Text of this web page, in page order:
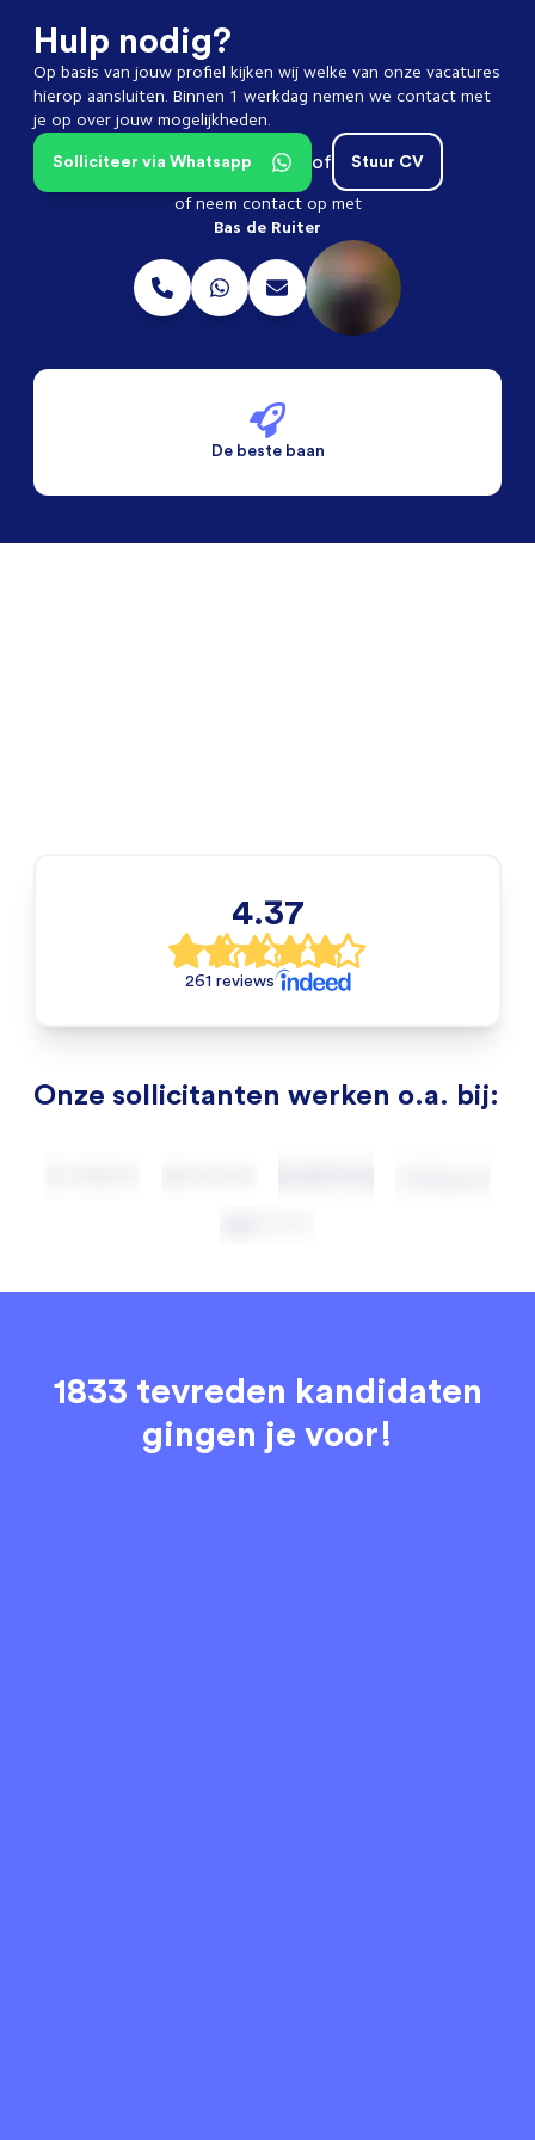
Hulp nodig?
Op basis van jouw profiel kijken wij welke van onze vacatures
hierop aansluiten. Binnen 1 werkdag nemen we contact met
je op over jouw mogelijkheden.
Stuur CV
of
Solliciteer via Whatsapp
of neem contact op met
Bas de Ruiter
De beste baan
4.37
261 reviews
Onze sollicitanten werken o.a. bij:
1833 tevreden kandidaten
gingen je voor!